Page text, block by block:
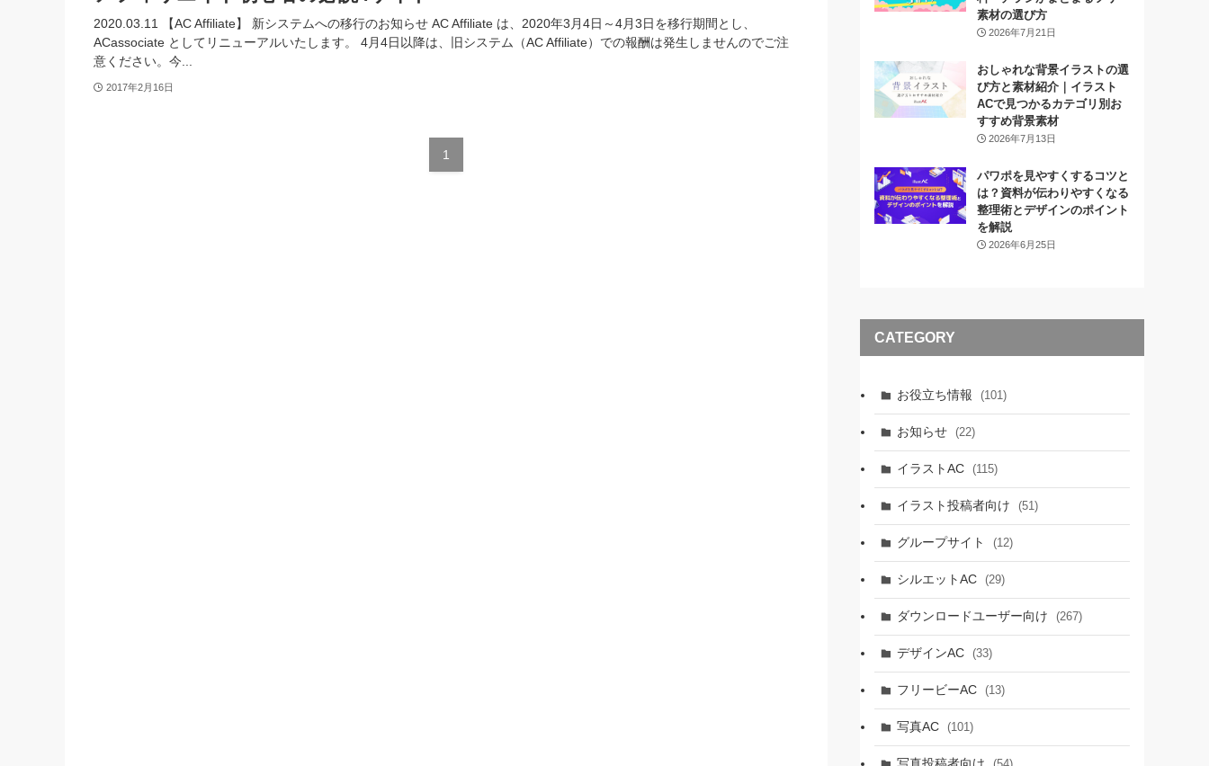
2020.03.11 【AC Affiliate】 新システムへの移行のお知らせ AC Affiliate は、2020年3月4日～4月3日を移行期間とし、
ACassociate としてリニューアルいたします。 4月4日以降は、旧システム（AC Affiliate）での報酬は発生しませんのでご注
意ください。今...
2017年2月16日
1
素材の選び方
2026年7月21日
おしゃれな背景イラストの選
び方と素材紹介｜イラスト
ACで見つかるカテゴリ別お
すすめ背景素材
2026年7月13日
パワポを見やすくするコツと
は？資料が伝わりやすくなる
整理術とデザインのポイント
を解説
2026年6月25日
CATEGORY
お役立ち情報 (101)
お知らせ (22)
イラストAC (115)
イラスト投稿者向け (51)
グループサイト (12)
シルエットAC (29)
ダウンロードユーザー向け (267)
デザインAC (33)
フリービーAC (13)
写真AC (101)